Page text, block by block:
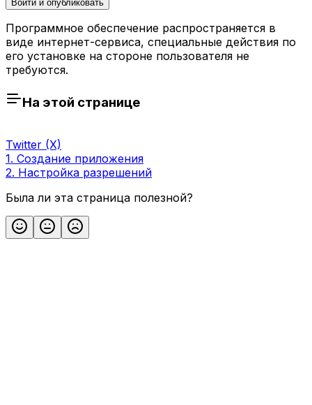
Войти и опубликовать
Программное обеспечение распространяется в
виде интернет-сервиса, специальные действия по
его установке на стороне пользователя не
требуются.
На этой странице
Twitter (X)
1. Создание приложения
2. Настройка разрешений
Была ли эта страница полезной?